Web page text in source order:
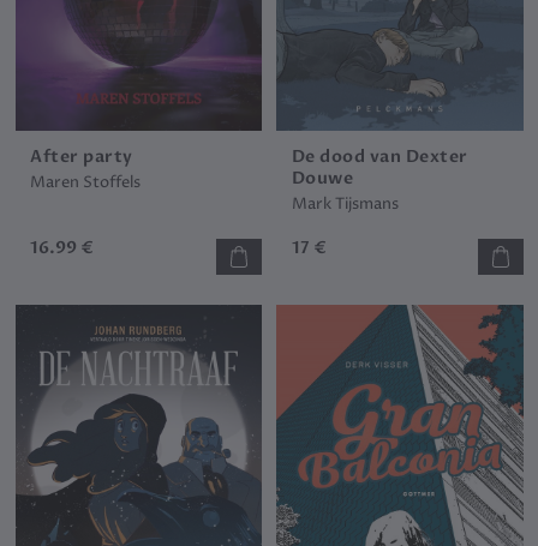
After party
Maren Stoffels
16.99 €
De dood van Dexter
Douwe
Mark Tijsmans
17 €